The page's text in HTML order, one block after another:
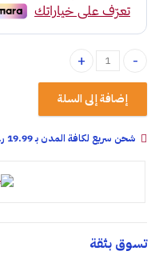
عفريته بي تي تولز 1طن للسيارة quantity
إضافة إلى السلة
شحن سريع لكافة المدن بـ 19.99 ر.س فقـط خلال:
تسوق بثقة